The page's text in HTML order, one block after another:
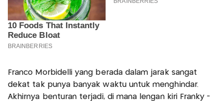
Franco Morbidelli yang berada dalam jarak sangat
dekat tak punya banyak waktu untuk menghindar.
Akhirnya benturan terjadi, di mana lengan kiri Franky -